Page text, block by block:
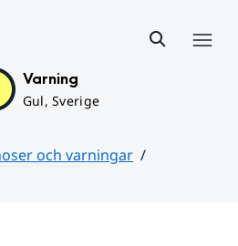
Varning
Gul, Sverige
och varningar